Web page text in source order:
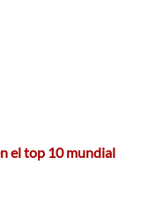
el top 10 mundial